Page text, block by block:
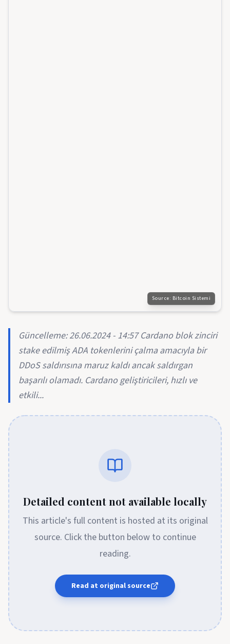
Source: Bitcoin Sistemi
Güncelleme: 26.06.2024 - 14:57 Cardano blok zinciri
stake edilmiş ADA tokenlerini çalma amacıyla bir
DDoS saldırısına maruz kaldı ancak saldırgan
başarılı olamadı. Cardano geliştiricileri, hızlı ve
etkili...
Detailed content not available locally
This article's full content is hosted at its original
source. Click the button below to continue
reading.
Read at original source